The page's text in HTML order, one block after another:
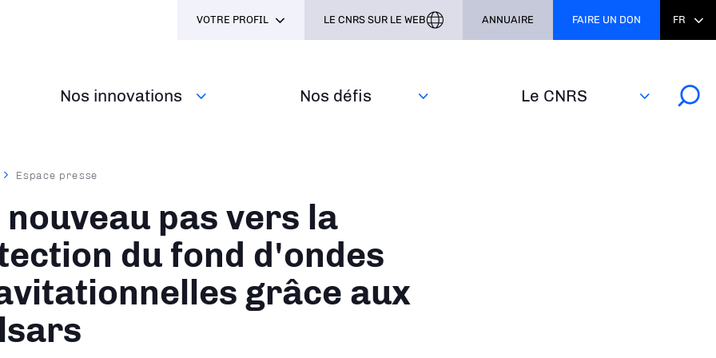
Nos innovations Nos défis‎ Le CNRS
VOTRE PROFIL LE CNRS SUR LE WEB ANNUAIRE FAIRE UN DON FR
Espace presse
nouveau pas vers la
du fond d'ondes
grâce aux